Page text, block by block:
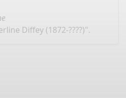
Diffey (1872-????)".